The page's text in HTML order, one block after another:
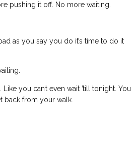
pushing it off. No more waiting.
as you say you do it’s time to do it
Like you can’t even wait ’till tonight. You
back from your walk.